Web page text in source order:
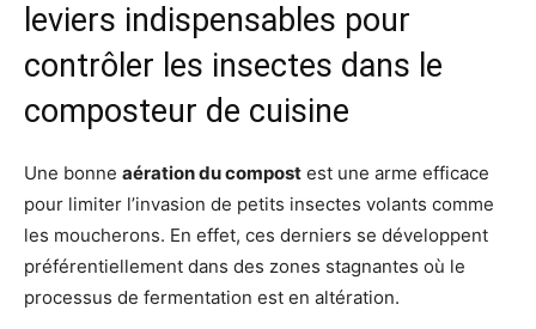
leviers indispensables pour
contrôler les insectes dans le
composteur de cuisine
Une bonne aération du compost est une arme efficace
pour limiter l’invasion de petits insectes volants comme
les moucherons. En effet, ces derniers se développent
préférentiellement dans des zones stagnantes où le
processus de fermentation est en altération.